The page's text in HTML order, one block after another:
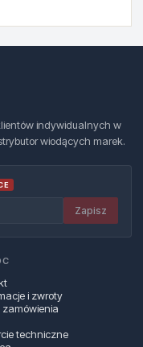
indywidualnych w
wiodących marek.
Zapisz
i zwroty
zamówienia
techniczne